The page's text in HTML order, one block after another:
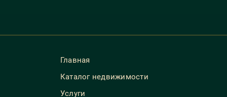
Главная
Каталог недвижимости
Услуги